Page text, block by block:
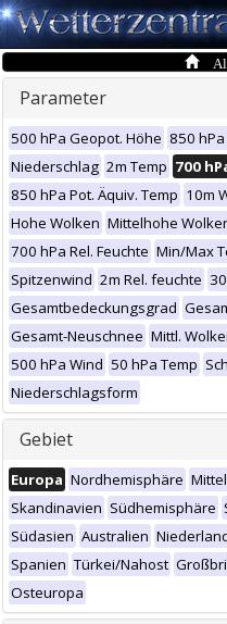
Parameter
500 hPa Geopot. Höhe 850
Niederschlag 2m Temp 700
850 hPa Pot. Äquiv. Temp 10m
Hohe Wolken Mittelhohe
700 hPa Rel. Feuchte Min/Max
Spitzenwind 2m Rel. feuchte
Gesamtbedeckungsgrad
Gesamt-Neuschnee Mittl.
500 hPa Wind 50 hPa Temp
Niederschlagsform
Gebiet
Europa Nordhemisphäre
Skandinavien Südhemisphäre
Südasien Australien
Spanien Türkei/Nahost
Osteuropa